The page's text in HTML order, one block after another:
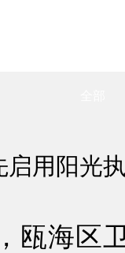
用阳光
海区卫